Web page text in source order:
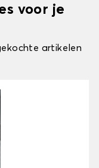
voor je
artikelen